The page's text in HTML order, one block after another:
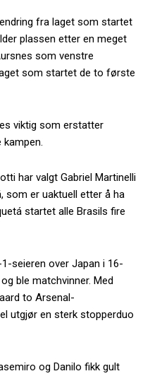
fra laget som startet
plassen etter en meget
som venstre
som startet de to første
viktig som erstatter
har valgt Gabriel Martinelli
som er uaktuell etter å ha
startet alle Brasils fire
seieren over Japan i 16-
ble matchvinner. Med
to Arsenal-
utgjør en sterk stopperduo
og Danilo fikk gult